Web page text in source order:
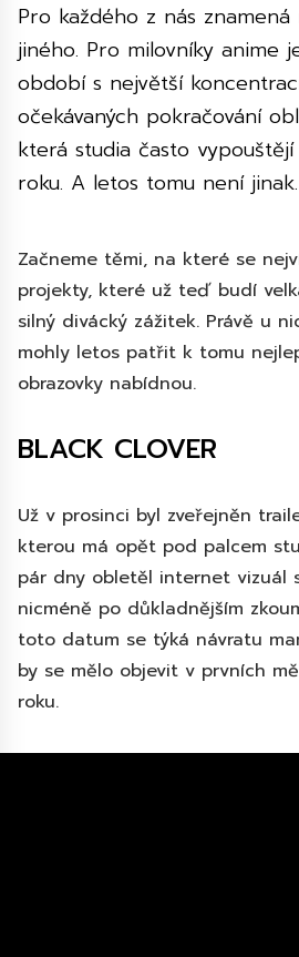
Pro každého z nás
jiného. Pro milovníky anime
období s největší
očekávaných pokračování
která studia často
roku. A letos tomu není jinak.
Začneme těmi, na které se
projekty, které už teď budí
silný divácký zážitek. Právě u
mohly letos patřit k tomu
obrazovky nabídnou.
BLACK CLOVER
Už v prosinci byl zveřejněn
kterou má opět pod palcem
pár dny obletěl internet vizuál
nicméně po důkladnějším
toto datum se týká návratu
by se mělo objevit v prvních
roku.